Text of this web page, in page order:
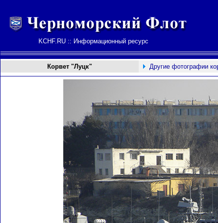
KCHF.RU :: Информационный ресурс
Корвет "Луцк" Другие фотографии